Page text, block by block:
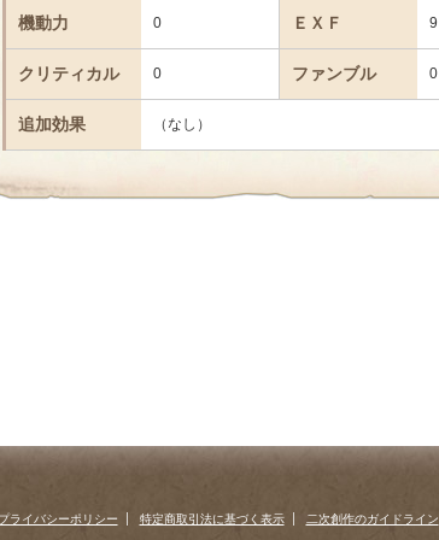
機動力 0 ＥＸＦ 9
クリティカル 0 ファンブル 0
追加効果 （なし）
ライバシーポリシー 特定商取引法に基づく表示 二次創作のガイドライン